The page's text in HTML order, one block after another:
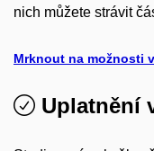
nich můžete strávit
Mrknout na možnosti
Uplatnění